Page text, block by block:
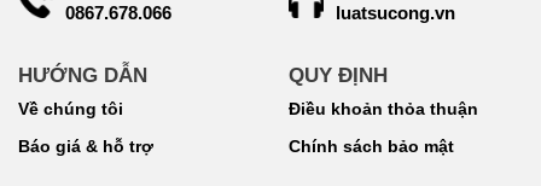
0867.678.066
HƯỚNG DẪN
Về chúng tôi
Báo giá & hỗ trợ
luatsucong.vn
QUY ĐỊNH
Điều khoản thỏa thuận
Chính sách bảo mật